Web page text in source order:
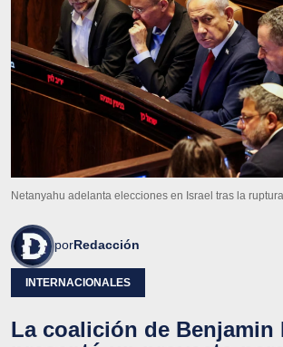
Netanyahu adelanta elecciones en Israel tras la
porRedacción
INTERNACIONALES
La coalición de Benjamin